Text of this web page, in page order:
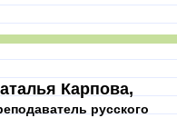
Карпова,
русского